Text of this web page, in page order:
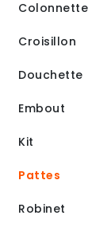
Colonnette
Croisillon
Douchette
Embout
Kit
Pattes
Robinet